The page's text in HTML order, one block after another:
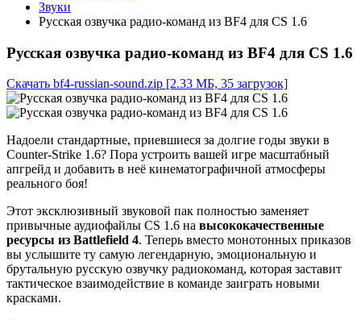
Звуки
Русская озвучка радио-команд из BF4 для CS 1.6
Русская озвучка радио-команд из BF4 для CS 1.6
Скачать bf4-russian-sound.zip [2.33 МБ, 35 загрузок]
Надоели стандартные, приевшиеся за долгие годы звуки в
Counter-Strike 1.6? Пора устроить вашей игре масштабный
апгрейд и добавить в неё кинематографичной атмосферы
реального боя!
Этот эксклюзивный звуковой пак полностью заменяет
привычные аудиофайлы CS 1.6 на высококачественные
ресурсы из Battlefield 4. Теперь вместо монотонных приказов
вы услышите ту самую легендарную, эмоциональную и
брутальную русскую озвучку радиокоманд, которая заставит
тактическое взаимодействие в команде заиграть новыми
красками.